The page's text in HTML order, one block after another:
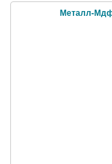
Металл-